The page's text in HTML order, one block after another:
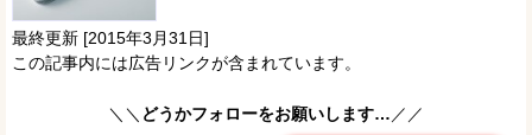
最終更新 [2015年3月31日]
この記事内には広告リンクが含まれています。
＼＼ どうかフォローをお願いします… ／／